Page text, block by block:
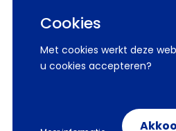
Cookies
Met cookies werkt deze
u cookies accepteren?
© 2026 AWVN